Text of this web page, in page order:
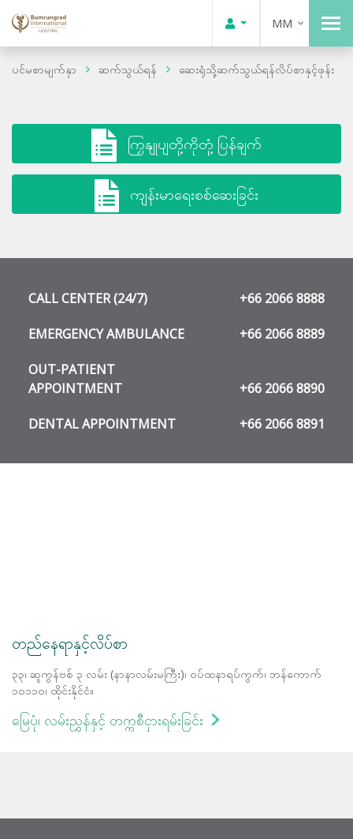
MM
ပင်မစာမျက်နှာ ဆက်သွယ်ရန် ဆေးရုံသို့ဆက်သွယ်ရန်လိပ်စာနှင့်ဖုန်း
ကြှနျုပျတို့ကိုတုံ့ပြန်ချက်
ကျန်းမာရေးစစ်ဆေးခြင်း
CALL CENTER (24/7) +66 2066 8888
EMERGENCY AMBULANCE +66 2066 8889
OUT-PATIENT
APPOINTMENT
+66 2066 8890
DENTAL APPOINTMENT +66 2066 8891
တည်နေရာနှင့်လိပ်စာ
၃၃၊ ဆူကွန်ဗစ် ၃ လမ်း (နာနာလမ်းမကြီး)၊ ဝပ်ထနာရပ်ကွက်၊ ဘန်ကောက်
၁၀၁၁၀၊ ထိုင်းနိုင်ငံ။
မြေပုံ၊ လမ်းညွှန်နှင့် တက္ကစီငှားရမ်းခြင်း